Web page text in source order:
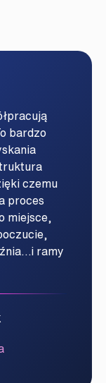
bardzo
czemu
proces
miejsce,
ramy